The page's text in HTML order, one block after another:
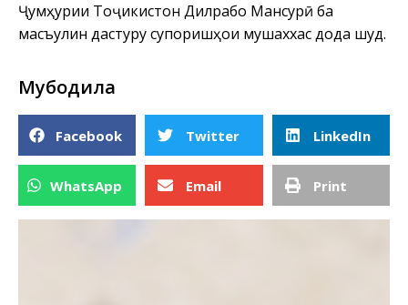
Ҷумҳурии Тоҷикистон Дилрабо Мансурӣ ба
масъулин дастуру супоришҳои мушаххас дода шуд.
Мубодила
Facebook Twitter LinkedIn
WhatsApp Email Print